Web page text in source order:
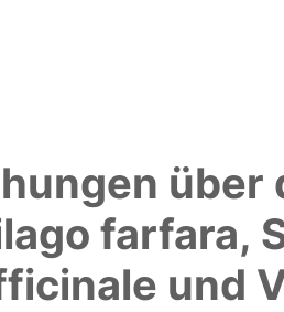
über
farfara,
und